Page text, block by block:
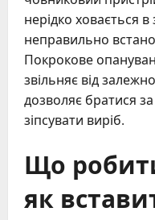
нерідко ховається в
неправильно
Покрокове
звільняє від
дозволяє братися
зіпсувати виріб.
Що
як